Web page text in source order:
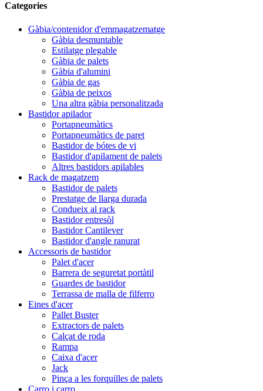
Categories
Gàbia/contenidor d'emmagatzematge
Gàbia desmuntable
Estilatge plegable
Gàbia de palets
Gàbia d'alumini
Gàbia de gas
Gàbia de peixos
Una altra gàbia personalitzada
Bastidor apilador
Portapneumàtics
Portapneumàtics de paret
Bastidor de bótes de vi
Bastidor d'apilament de palets
Altres bastidors apilables
Rack de magatzem
Bastidor de palets
Prestatge de llarga durada
Condueix al rack
Bastidor entresòl
Bastidor Cantilever
Bastidor d'angle ranurat
Accessoris de bastidor
Palet d'acer
Barrera de seguretat portàtil
Guardes de bastidor
Terrassa de malla de filferro
Eines d'acer
Pallet Buster
Extractors de palets
Calçat de roda
Rampa
Caixa d'acer
Jack
Pinça a les forquilles de palets
Carro i carro